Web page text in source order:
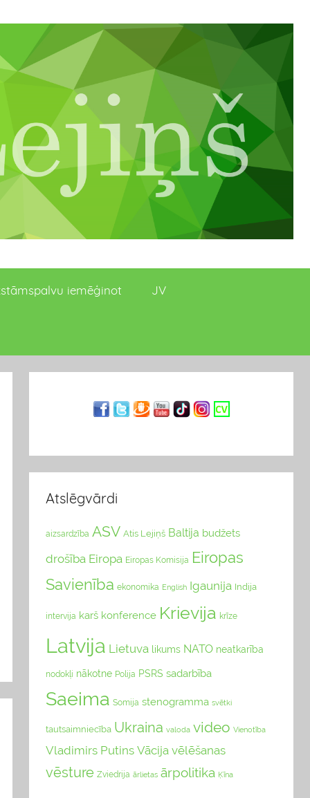
iemēģinot JV
Atslēgvārdi
aizsardzība ASV Atis Lejiņš Baltija budžets
drošība Eiropa Eiropas Komisija Eiropas
Savienība ekonomika English Igaunija Indija
intervija karš konference Krievija krīze
Latvija Lietuva likums NATO neatkarība
nodokļi nākotne Polija PSRS sadarbība
Saeima Somija stenogramma svētki
tautsaimniecība Ukraina valoda video Vienotība
Vladimirs Putins Vācija vēlēšanas
vēsture Zviedrija ārlietas ārpolitika Ķīna